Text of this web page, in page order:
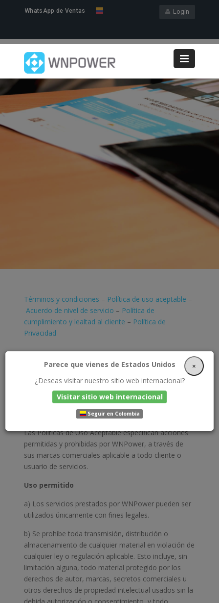
Login
WhatsApp de Ventas
Términos y condiciones – Política de uso aceptable –
Acuerdo de nivel de servicio – Política de
cumplimiento y lealtad al cliente – Política de
Privacidad
POLÍTICAS DE USO
ACEPTABLE
Las Políticas de Uso Aceptable especifican acciones
permitidas y prohibidas por WNPower, a través de
sus marcas comerciales aplicable a todo cliente o
usuario de servicios.
Uso permitido
a) Los servicios prestados por WNPower pueden ser
utilizados únicamente con fines legales.
b) Se prohíbe toda transmisión, distribución o
almacenamiento de cualquier material en violación de
cualquier ley o regulación aplicable. Esto incluye, sin
limitación alguna, todo material protegido por los
derechos de autor, marcas, secretos comerciales u
otros derechos de propiedad intelectual usados sin la
Parece que vienes de Estados Unidos
¿Deseas visitar nuestro sitio web internacional?
Visitar sitio web internacional
Seguir en Colombia
×